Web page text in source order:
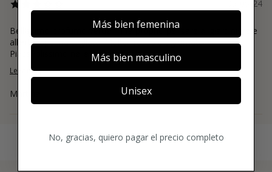
05/05/24
Bellissimo profumo verde. Ti fa proprio pensare al giardiniere e
all’erba appena tagliata. Molto fresco e agrumato.
Piacevolissimo nelle giornate cald...
Leer más
Martina
Más bien femenina
Más bien masculino
Unisex
No, gracias, quiero pagar el precio completo